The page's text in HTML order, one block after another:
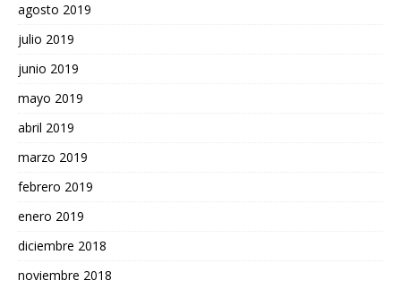
agosto 2019
julio 2019
junio 2019
mayo 2019
abril 2019
marzo 2019
febrero 2019
enero 2019
diciembre 2018
noviembre 2018